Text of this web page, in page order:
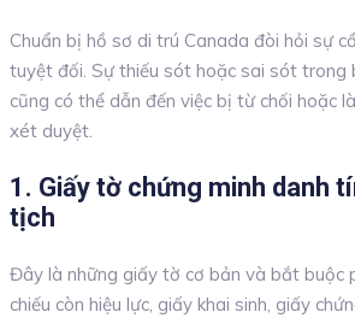
Chuẩn bị hồ sơ di trú Canada đòi hỏi sự
tuyệt đối. Sự thiếu sót hoặc sai sót trong
cũng có thể dẫn đến việc bị từ chối hoặc
xét duyệt.
1. Giấy tờ chứng minh danh
tịch
Đây là những giấy tờ cơ bản và bắt buộc
chiếu còn hiệu lực, giấy khai sinh, giấy